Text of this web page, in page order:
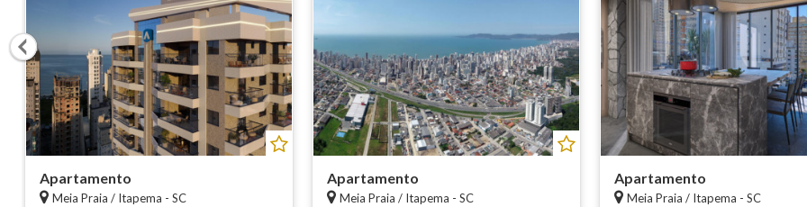
Apartamento
Meia Praia / Itapema - SC
Apartamento
Meia Praia / Itapema - SC
Apartamento
Meia Praia / Itapema - SC